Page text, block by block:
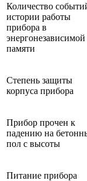
Количество
истории работы
прибора в
энергонезависимой
памяти
Степень защиты
корпуса прибора
Прибор прочен к
падению на
пол с высоты
Питание прибора